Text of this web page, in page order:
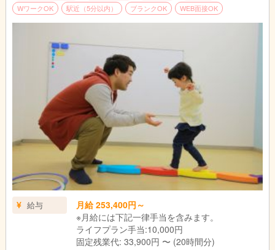
個別指導では45分の指導をし、小集団指導では1時間半～3時間
の指導をします。
終礼|スタッフ間でお子さま保護者さまの情報共有や翌日の準備
をします。
退勤|本日もお疲れさまでした！
WワークOK
駅近（5分以内） ブランクOK WEB面接OK
給与
月給 253,400円～
※月給には下記一律手当を含みます。
ライフプラン手当:10,000円
固定残業代: 33,900円 〜 (20時間分)